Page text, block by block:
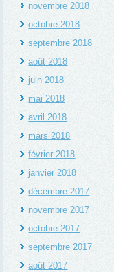
novembre 2018
octobre 2018
septembre 2018
août 2018
juin 2018
mai 2018
avril 2018
mars 2018
février 2018
janvier 2018
décembre 2017
novembre 2017
octobre 2017
septembre 2017
août 2017